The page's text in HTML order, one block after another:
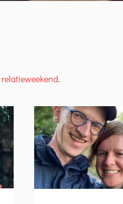
relatieweekend.